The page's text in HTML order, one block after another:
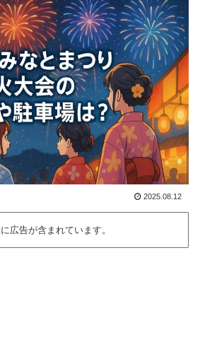
2025.08.12
広告が含まれています。